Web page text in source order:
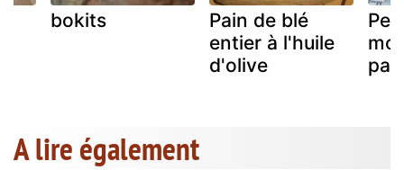
bokits
Pain de blé
entier à l'huile
d'olive
A lire également